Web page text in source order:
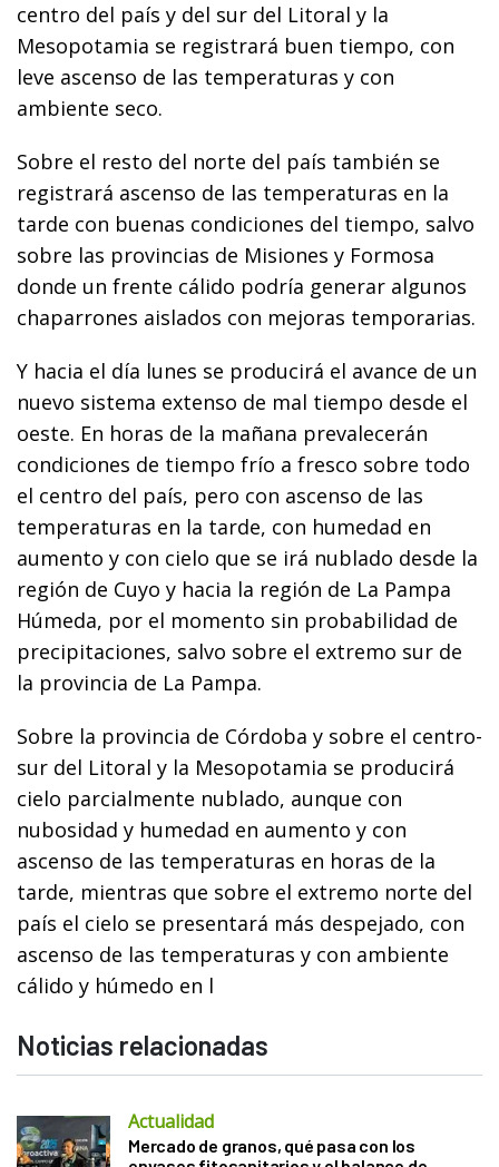
centro del país y del sur del Litoral y la
Mesopotamia se registrará buen tiempo, con
leve ascenso de las temperaturas y con
ambiente seco.
Sobre el resto del norte del país también se
registrará ascenso de las temperaturas en la
tarde con buenas condiciones del tiempo, salvo
sobre las provincias de Misiones y Formosa
donde un frente cálido podría generar algunos
chaparrones aislados con mejoras temporarias.
Y hacia el día lunes se producirá el avance de un
nuevo sistema extenso de mal tiempo desde el
oeste. En horas de la mañana prevalecerán
condiciones de tiempo frío a fresco sobre todo
el centro del país, pero con ascenso de las
temperaturas en la tarde, con humedad en
aumento y con cielo que se irá nublado desde la
región de Cuyo y hacia la región de La Pampa
Húmeda, por el momento sin probabilidad de
precipitaciones, salvo sobre el extremo sur de
la provincia de La Pampa.
Sobre la provincia de Córdoba y sobre el centro-
sur del Litoral y la Mesopotamia se producirá
cielo parcialmente nublado, aunque con
nubosidad y humedad en aumento y con
ascenso de las temperaturas en horas de la
tarde, mientras que sobre el extremo norte del
país el cielo se presentará más despejado, con
ascenso de las temperaturas y con ambiente
cálido y húmedo en l
Noticias relacionadas
Actualidad
Mercado de granos, qué pasa con los